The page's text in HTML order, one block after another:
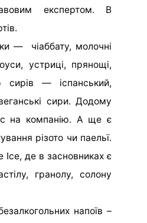
експертом. В
— чіаббату, молочні
устриці, прянощі,
сирів — іспанський,
сири. Додому
на компанію. А ще є
різото чи паельї.
Ice, де в засновниках є
гранолу, солону
напоїв –